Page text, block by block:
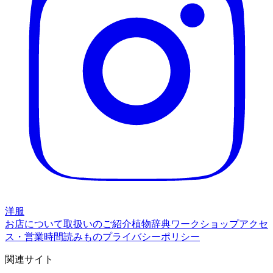
洋服
お店について取扱いのご紹介植物辞典ワークショップアクセ
ス・営業時間読みものプライバシーポリシー
関連サイト